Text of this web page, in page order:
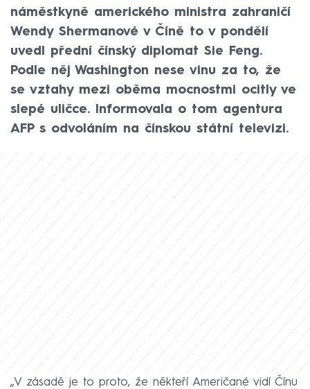
náměstkyně amerického ministra zahraničí
Wendy Shermanové v Číně to v pondělí
uvedl přední čínský diplomat Sie Feng.
Podle něj Washington nese vinu za to, že
se vztahy mezi oběma mocnostmi ocitly ve
slepé uličce. Informovala o tom agentura
AFP s odvoláním na čínskou státní televizi.
„V zásadě je to proto, že někteří Američané vidí Čínu